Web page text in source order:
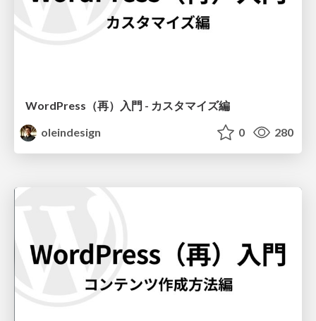
WordPress（再）入門 - カスタマイズ編
oleindesign
0 280